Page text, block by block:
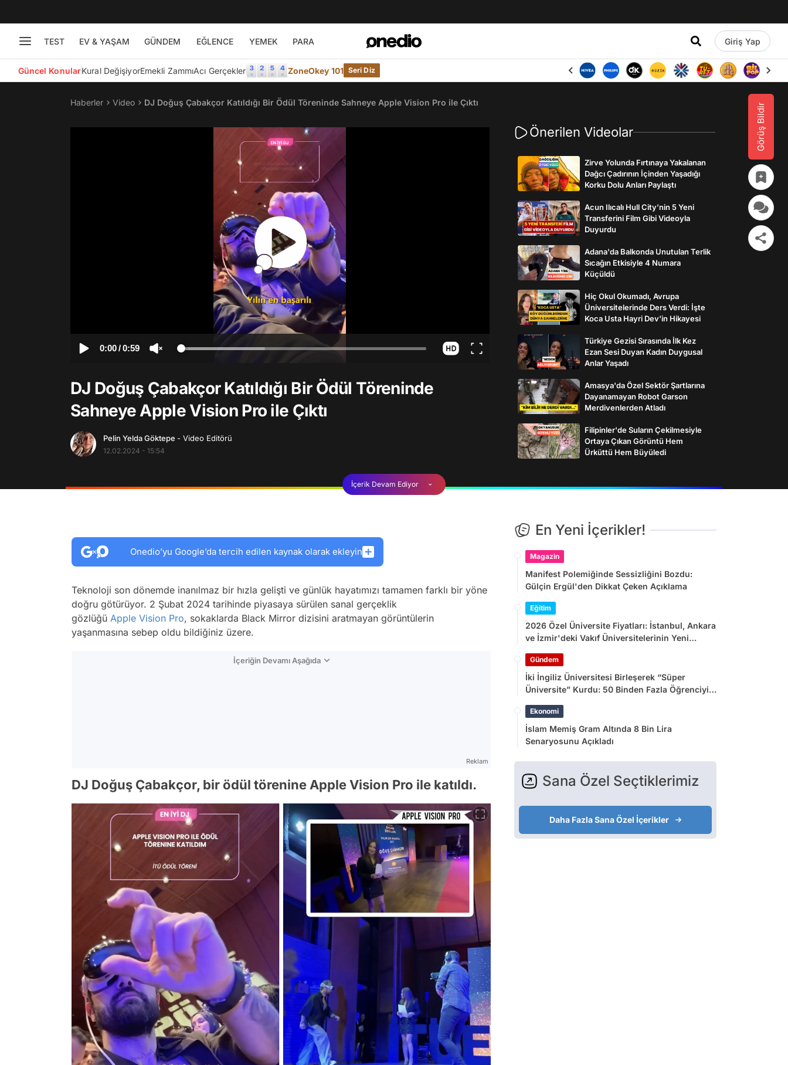
TEST EV & YAŞAM GÜNDEM EĞLENCE YEMEK PARA Giriş Yap
Güncel KonularKural DeğişiyorEmekli ZammıAcı Gerçekler ZoneOkey 101 Seri Diz
Görüş Bildir
Haberler Video DJ Doğuş Çabakçor Katıldığı Bir Ödül Töreninde Sahneye Apple Vision Pro ile Çıktı
0:00/0:59
DJ Doğuş Çabakçor Katıldığı Bir Ödül Töreninde
Sahneye Apple Vision Pro ile Çıktı
Pelin Yelda Göktepe - Video Editörü
12.02.2024 - 15:54
Önerilen Videolar
Zirve Yolunda Fırtınaya Yakalanan
Dağcı Çadırının İçinden Yaşadığı
Korku Dolu Anları Paylaştı
Acun Ilıcalı Hull City’nin 5 Yeni
Transferini Film Gibi Videoyla
Duyurdu
Adana'da Balkonda Unutulan Terlik
Sıcağın Etkisiyle 4 Numara
Küçüldü
Hiç Okul Okumadı, Avrupa
Üniversitelerinde Ders Verdi: İşte
Koca Usta Hayri Dev'in Hikayesi
Türkiye Gezisi Sırasında İlk Kez
Ezan Sesi Duyan Kadın Duygusal
Anlar Yaşadı
Amasya'da Özel Sektör Şartlarına
Dayanamayan Robot Garson
Merdivenlerden Atladı
Filipinler'de Suların Çekilmesiyle
Ortaya Çıkan Görüntü Hem
Ürküttü Hem Büyüledi
İçerik Devam Ediyor
Onedio’yu Google’da tercih edilen kaynak olarak ekleyin
Teknoloji son dönemde inanılmaz bir hızla gelişti ve günlük hayatımızı tamamen farklı bir yöne
doğru götürüyor. 2 Şubat 2024 tarihinde piyasaya sürülen sanal gerçeklik
gözlüğü Apple Vision Pro, sokaklarda Black Mirror dizisini aratmayan görüntülerin
yaşanmasına sebep oldu bildiğiniz üzere.
İçeriğin Devamı Aşağıda
Reklam
DJ Doğuş Çabakçor, bir ödül törenine Apple Vision Pro ile katıldı.
En Yeni İçerikler!
Magazin
Manifest Polemiğinde Sessizliğini Bozdu:
Gülçin Ergül'den Dikkat Çeken Açıklama
Eğitim
2026 Özel Üniversite Fiyatları: İstanbul, Ankara
ve İzmir'deki Vakıf Üniversitelerinin Yeni
Gündem
İki İngiliz Üniversitesi Birleşerek “Süper
Üniversite” Kurdu: 50 Binden Fazla Öğrenciyi
Ekonomi
İslam Memiş Gram Altında 8 Bin Lira
Senaryosunu Açıkladı
Sana Özel Seçtiklerimiz
Daha Fazla Sana Özel İçerikler